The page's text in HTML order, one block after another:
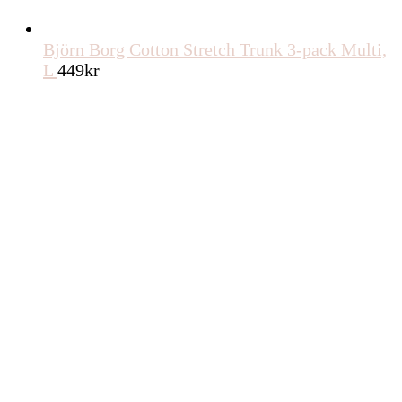
Björn Borg Cotton Stretch Trunk 3-pack Multi,
L 449kr